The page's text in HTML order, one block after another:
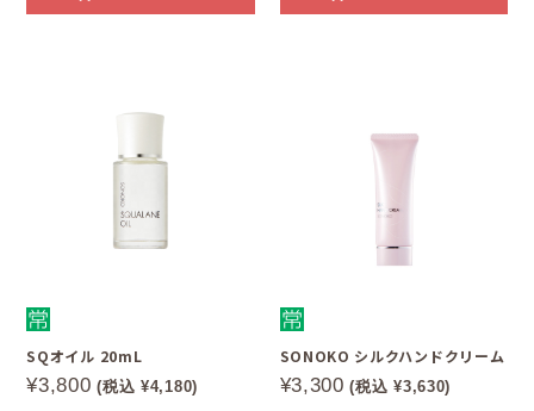
SQオイル 20mL
¥3,800 (税込 ¥4,180)
SONOKO シルクハンドクリーム
¥3,300 (税込 ¥3,630)